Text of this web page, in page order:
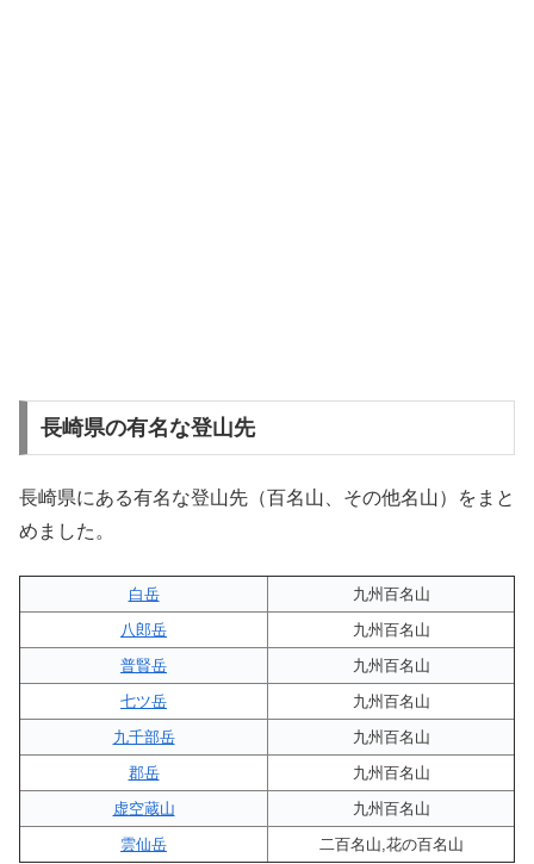
長崎県の有名な登山先
長崎県にある有名な登山先（百名山、その他名山）をまと
めました。
白岳
九州百名山
八郎岳
九州百名山
普賢岳
九州百名山
七ツ岳
九州百名山
九千部岳
九州百名山
郡岳
九州百名山
虚空蔵山
九州百名山
雲仙岳
二百名山,花の百名山